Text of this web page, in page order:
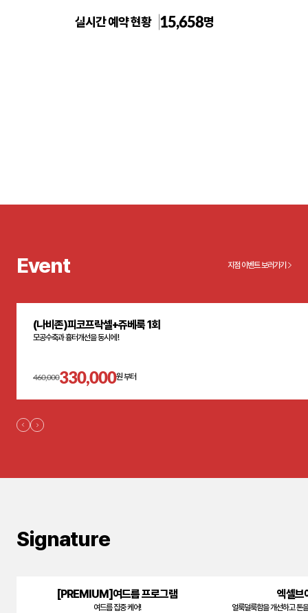
실시간 예약 현황 15,658명
Event 지점 이벤트 보러가기
(나비존)피코프락셀+쥬베룩 1회
모공수축과 흉터개선을 동시에 !
460,000330,000원 부터
Signature
[PREMIUM]여드름 프로그램
여드름 집중 케어!
엑셀브
얼룩덜룩함을 개선하고 톤